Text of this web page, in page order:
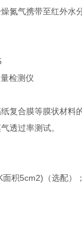
氮气携带至红外水
合膜等膜状材料
透过率测试。
积5cm2)（选配）